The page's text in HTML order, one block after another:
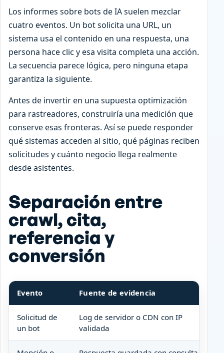
Los informes sobre bots de IA suelen mezclar
cuatro eventos. Un bot solicita una URL, un
sistema usa el contenido en una respuesta, una
persona hace clic y esa visita completa una acción.
La secuencia parece lógica, pero ninguna etapa
garantiza la siguiente.
Antes de invertir en una supuesta optimización
para rastreadores, construiría una medición que
conserve esas fronteras. Así se puede responder
qué sistemas acceden al sitio, qué páginas reciben
solicitudes y cuánto negocio llega realmente
desde asistentes.
Separación entre
crawl, cita,
referencia y
conversión
Evento Fuente de evidencia
Solicitud de
un bot
Log de servidor o CDN con IP
validada